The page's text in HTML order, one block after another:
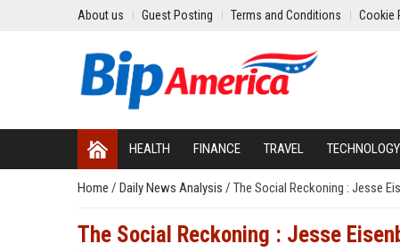
About us Guest Posting Terms and Conditions Cookie
HEALTH FINANCE TRAVEL TECHNOLOGY
Home / Daily News Analysis / The Social Reckoning : Jesse
The Social Reckoning : Jesse